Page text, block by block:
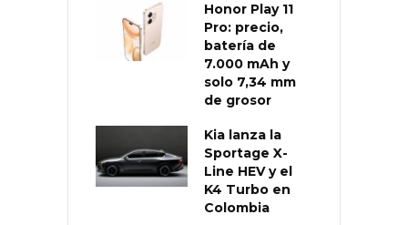
Honor Play 11
Pro: precio,
batería de
7.000 mAh y
solo 7,34 mm
de grosor
Kia lanza la
Sportage X-
Line HEV y el
K4 Turbo en
Colombia